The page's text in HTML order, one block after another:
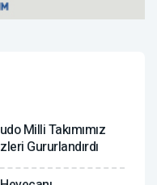
Milli Takımımız
Gururlandırdı